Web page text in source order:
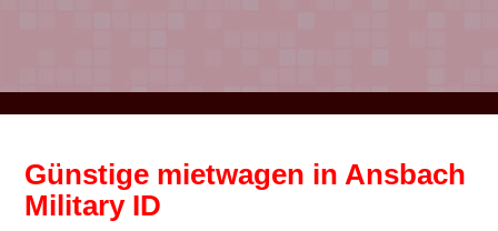
Günstige mietwagen in Ansbach
Military ID